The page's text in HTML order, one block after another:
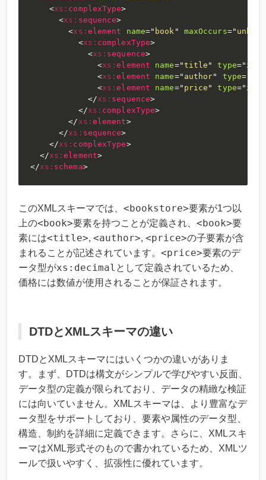
<xs: complexType>
<xs: sequence>
<xs: element name=" book " maxOccurs="
<xs: complexType>
<xs: sequence>
<xs:element name="title " type="
<xs:element name=" author" type=
<xs:element name=" price " type="
</xs: sequence>
</xs: complexType>
</ xs: element>
</xs: sequence>
</xs: complexType>
</xs:element>
</xs: schema>
このXMLスキーマでは、 <bookstore>要素が1つ以
上の<book>要素を持つことが定義され、 <book>要
素には<title>, <author>, <price>の子要素が含
まれることが記述されています。 <price>要素のデ
ータ型がxs:decimal として定義されているため、
価格には数値が使用されることが保証されます。
DTDとXMLスキーマの違い
DTDとXMLスキーマにはいくつかの違いがありま
す。まず、DTDは構文がシンプルで学びやすい反面、
データ型の定義が限られており、データの精緻な検証
には向いていません。XMLスキーマは、より豊富なデ
ータ型をサポートしており、要素や属性のデータ型、
構造、制約を詳細に定義できます。さらに、XMLスキ
ーマはXML形式そのもので書かれているため、XMLツ
ールで扱いやすく、拡張性に優れています。